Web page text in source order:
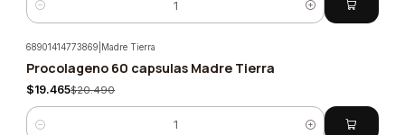
Cantidad
-5%
68901414773869 Madre Tierra
Procolageno 60 capsulas Madre Tierra
$19.465$20.490
Cantidad